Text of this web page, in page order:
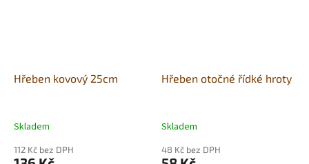
Hřeben kovový 25cm
Skladem
112 Kč bez DPH
Hřeben otočné řídké hroty
Skladem
48 Kč bez DPH